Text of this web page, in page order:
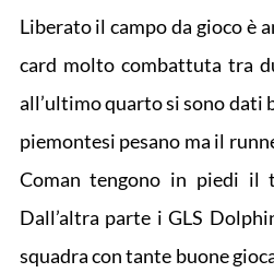
Liberato il campo da gioco è
card molto combattuta tra
all’ultimo quarto si sono dati
piemontesi pesano ma il
Coman tengono in piedi il
Dall’altra parte i GLS
squadra con tante buone